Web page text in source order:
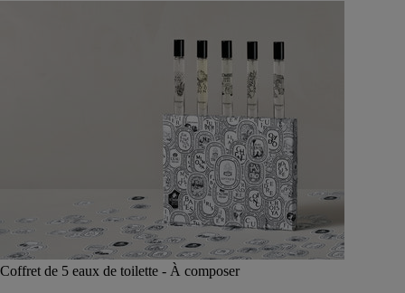
Coffret de 5 eaux de toilette - À composer